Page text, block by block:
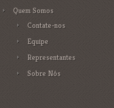
Quem Somos
Contate-nos
Equipe
Representantes
Sobre Nós